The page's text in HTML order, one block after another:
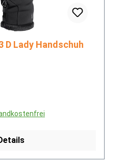
3 D Lady Handschuh